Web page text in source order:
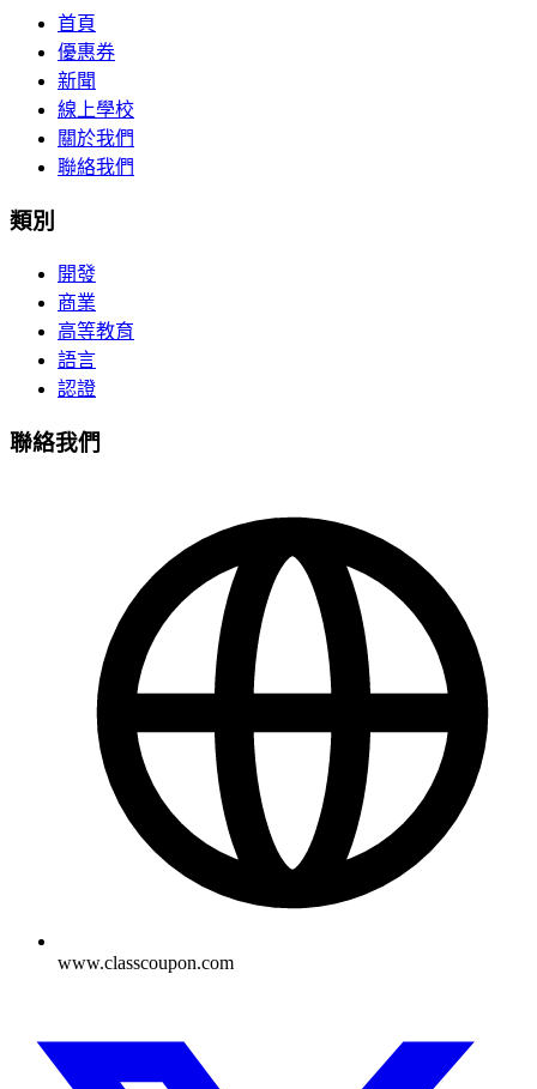
首頁
優惠券
新聞
線上學校
關於我們
聯絡我們
類別
開發
商業
高等教育
語言
認證
聯絡我們
www.classcoupon.com